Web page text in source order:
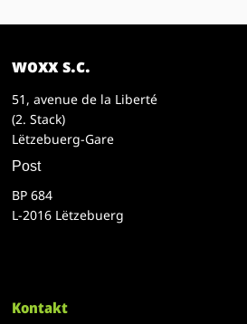
woxx s.c.
51, avenue de la Liberté
(2. Stack)
Lëtzebuerg-Gare
Post
BP 684
L-2016 Lëtzebuerg
Kontakt